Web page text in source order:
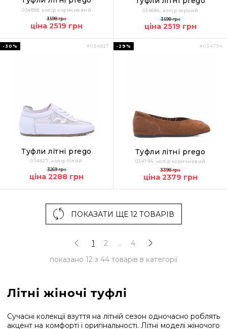
Літні жіночі туфлі
Сучасні колекції взуття на літній сезон одночасно роблять
акцент на комфорті і оригінальності. Літні моделі жіночого
034898, колір коричневий
3598 грн
ціна 2519 грн
034884, колір чорний
3598 грн
ціна 2519 грн
#034827
-30%
Туфли літні prego
034827, колір білий
3269 грн
ціна 2288 грн
#034794
-29%
Туфли літні prego
034794, колір коричневий
3398 грн
ціна 2379 грн
ПОКАЗАТИ ЩЕ 12 ТОВАРІВ
1 2 ...
4
показано 12 з 44 товарів в категорії